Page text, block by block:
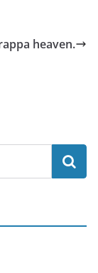
heaven.